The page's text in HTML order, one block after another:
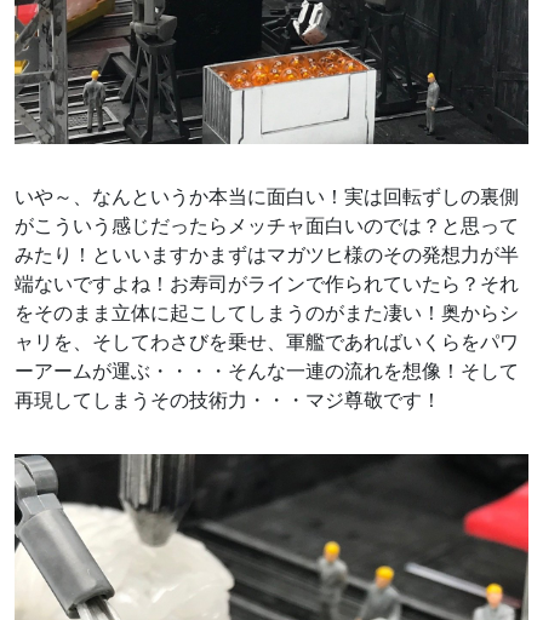
いや～、なんというか本当に面白い！実は回転ずしの裏側
がこういう感じだったらメッチャ面白いのでは？と思って
みたり！といいますかまずはマガツヒ様のその発想力が半
端ないですよね！お寿司がラインで作られていたら？それ
をそのまま立体に起こしてしまうのがまた凄い！奥からシ
ャリを、そしてわさびを乗せ、軍艦であればいくらをパワ
ーアームが運ぶ・・・・そんな一連の流れを想像！そして
再現してしまうその技術力・・・マジ尊敬です！